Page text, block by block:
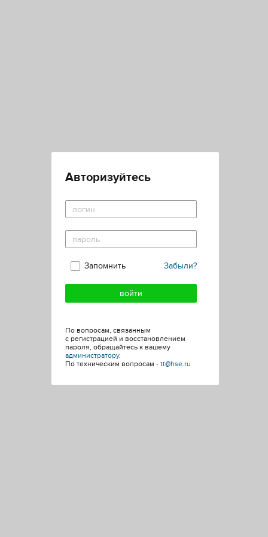
Авторизуйтесь
Забыли?
Запомнить
По вопросам, связанным
с регистрацией и восстановлением
пароля, обращайтесь к вашему
администратору.
По техническим вопросам - tt@hse.ru